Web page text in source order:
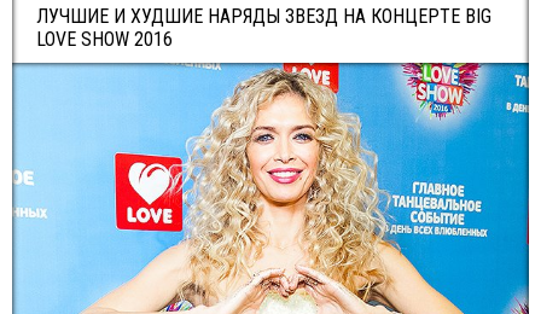
ЛУЧШИЕ И ХУДШИЕ НАРЯДЫ ЗВЕЗД НА КОНЦЕРТЕ BIG
LOVE SHOW 2016